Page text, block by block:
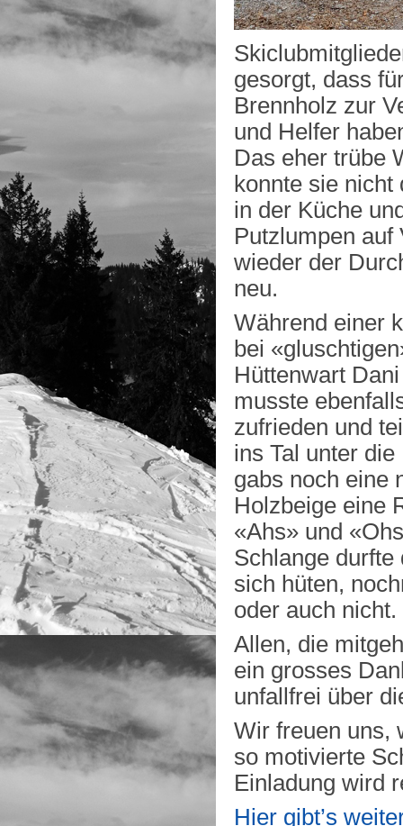
gesorgt, dass
Brennholz zur
und Helfer
Das eher trübe
konnte sie
in der Küche
Putzlumpen auf
wieder der
neu.
Während einer
bei
Hüttenwart
musste
zufrieden und
ins Tal unter
gabs noch eine
Holzbeige eine
«Ahs» und
Schlange
sich hüten,
oder auch nicht.
Allen, die
ein grosses
unfallfrei über
Wir freuen uns,
so motivierte
Einladung wird
Hier gibt’s